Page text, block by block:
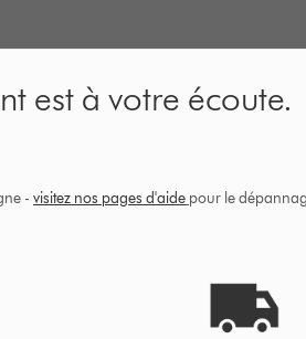
est à votre écoute.
- visitez nos pages d'aide pour le